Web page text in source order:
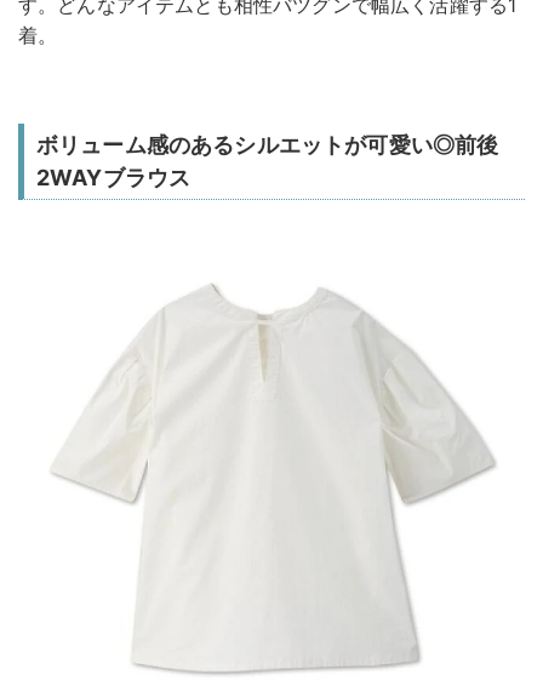
す。どんなアイテムとも相性バツグンで幅広く活躍する1
着。
ボリューム感のあるシルエットが可愛い◎前後
2WAYブラウス